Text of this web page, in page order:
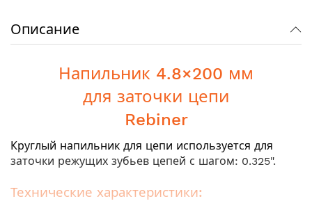
Описание
Напильник 4.8×200 мм
для заточки цепи
Rebiner
Круглый напильник для цепи используется для
заточки режущих зубьев цепей с шагом: 0.325".
Технические характеристики: